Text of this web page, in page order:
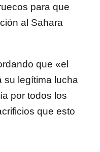
para que
al Sahara
que «el
su legítima lucha
por todos los
que esto